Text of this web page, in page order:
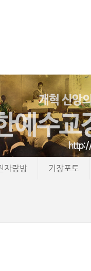
자랑방 기장포토